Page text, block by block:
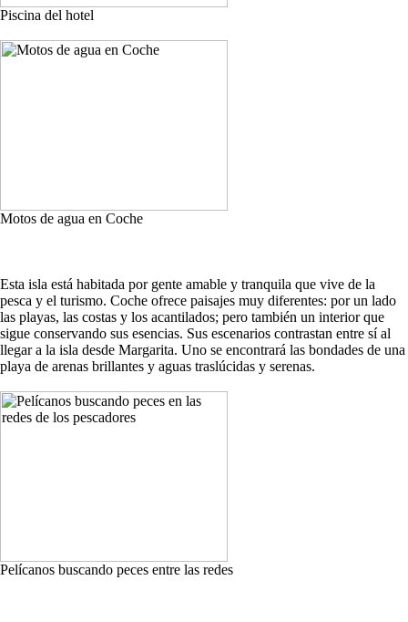
Piscina del hotel
Motos de agua en Coche
Esta isla está habitada por gente amable y tranquila que vive de la
pesca y el turismo. Coche ofrece paisajes muy diferentes: por un lado
las playas, las costas y los acantilados; pero también un interior que
sigue conservando sus esencias. Sus escenarios contrastan entre sí al
llegar a la isla desde Margarita. Uno se encontrará las bondades de una
playa de arenas brillantes y aguas traslúcidas y serenas.
Pelícanos buscando peces entre las redes